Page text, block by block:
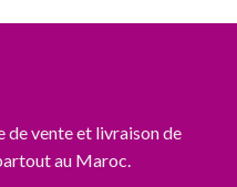
de vente et livraison de
au Maroc.